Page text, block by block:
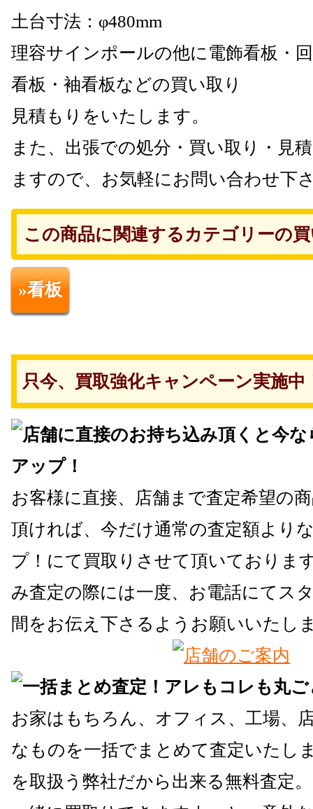
土台寸法：φ480mm
理容サインポールの他に電飾看板・
看板・袖看板などの買い取り
見積もりをいたします。
また、出張での処分・買い取り・見
ますので、お気軽にお問い合わせ下
この商品に関連するカテゴリーの
»看板
只今、買取強化キャンペーン実施中
お客様に直接、店舗まで査定希望の
頂ければ、今だけ通常の査定額より
プ！にて買取りさせて頂いておりま
み査定の際には一度、お電話にてス
間をお伝え下さるようお願いいたし
お家はもちろん、オフィス、工場、
なものを一括でまとめて査定いたし
を取扱う弊社だから出来る無料査定